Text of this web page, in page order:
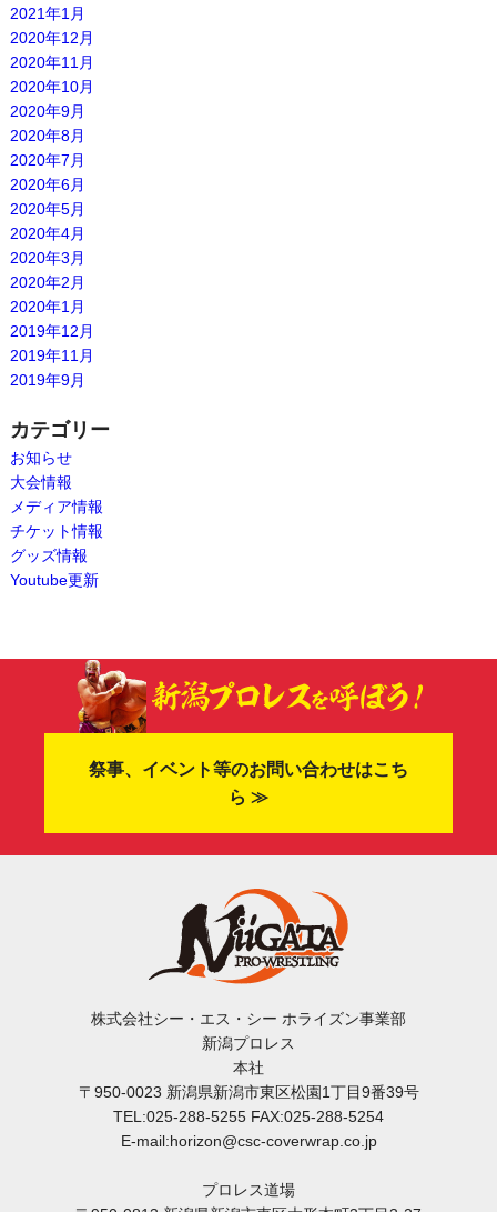
2021年1月
2020年12月
2020年11月
2020年10月
2020年9月
2020年8月
2020年7月
2020年6月
2020年5月
2020年4月
2020年3月
2020年2月
2020年1月
2019年12月
2019年11月
2019年9月
カテゴリー
お知らせ
大会情報
メディア情報
チケット情報
グッズ情報
Youtube更新
祭事、イベント等のお問い合わせはこち
ら ≫
株式会社シー・エス・シー ホライズン事業部
新潟プロレス
本社
〒950-0023 新潟県新潟市東区松園1丁目9番39号
TEL:025-288-5255 FAX:025-288-5254
E-mail:horizon@csc-coverwrap.co.jp
プロレス道場